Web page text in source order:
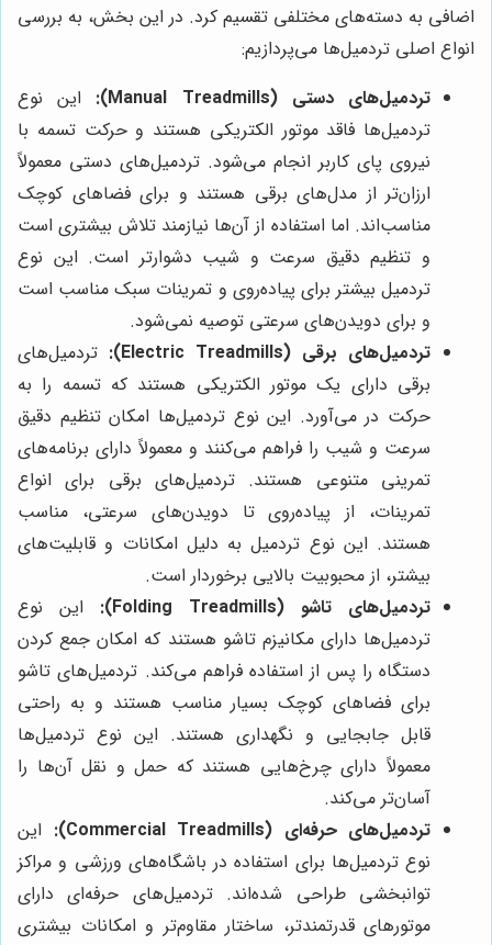
اضافی به دسته‌های مختلفی تقسیم کرد. در این بخش، به بررسی
انواع اصلی تردمیل‌ها می‌پردازیم:
تردمیل‌های دستی (Manual Treadmills):
این نوع
تردمیل‌ها فاقد موتور الکتریکی هستند و حرکت تسمه با
نیروی پای کاربر انجام می‌شود. تردمیل‌های دستی معمولاً
ارزان‌تر از مدل‌های برقی هستند و برای فضاهای کوچک
مناسب‌اند. اما استفاده از آن‌ها نیازمند تلاش بیشتری است
و تنظیم دقیق سرعت و شیب دشوارتر است. این نوع
تردمیل بیشتر برای پیاده‌روی و تمرینات سبک مناسب است
و برای دویدن‌های سرعتی توصیه نمی‌شود.
تردمیل‌های برقی (Electric Treadmills):
تردمیل‌های
برقی دارای یک موتور الکتریکی هستند که تسمه را به
حرکت در می‌آورد. این نوع تردمیل‌ها امکان تنظیم دقیق
سرعت و شیب را فراهم می‌کنند و معمولاً دارای برنامه‌های
تمرینی متنوعی هستند. تردمیل‌های برقی برای انواع
تمرینات، از پیاده‌روی تا دویدن‌های سرعتی، مناسب
هستند. این نوع تردمیل به دلیل امکانات و قابلیت‌های
بیشتر، از محبوبیت بالایی برخوردار است.
تردمیل‌های تاشو (Folding Treadmills):
این نوع
تردمیل‌ها دارای مکانیزم تاشو هستند که امکان جمع کردن
دستگاه را پس از استفاده فراهم می‌کند. تردمیل‌های تاشو
برای فضاهای کوچک بسیار مناسب هستند و به راحتی
قابل جابجایی و نگهداری هستند. این نوع تردمیل‌ها
معمولاً دارای چرخ‌هایی هستند که حمل و نقل آن‌ها را
آسان‌تر می‌کند.
تردمیل‌های حرفه‌ای (Commercial Treadmills):
این
نوع تردمیل‌ها برای استفاده در باشگاه‌های ورزشی و مراکز
توانبخشی طراحی شده‌اند. تردمیل‌های حرفه‌ای دارای
موتورهای قدرتمندتر، ساختار مقاوم‌تر و امکانات بیشتری